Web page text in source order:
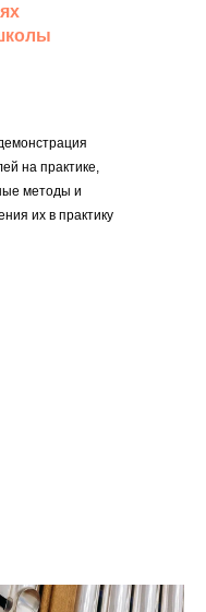
на практике,
методы и
их в практику